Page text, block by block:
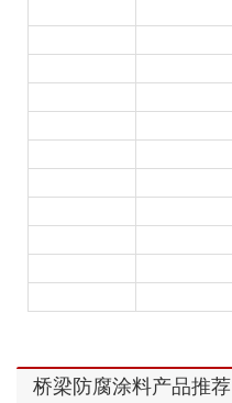
桥梁防腐涂料产品推荐